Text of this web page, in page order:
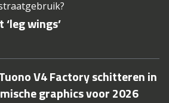
wings’
V4 Factory schitteren in
graphics voor 2026